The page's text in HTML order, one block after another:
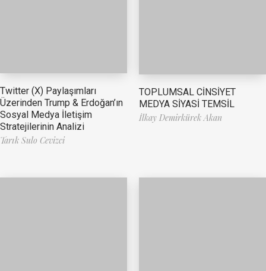
Twitter (X) Paylaşımları
Üzerinden Trump & Erdoğan’ın
Sosyal Medya İletişim
Stratejilerinin Analizi
Tarık Sulo Cevizci
TOPLUMSAL CİNSİYET
MEDYA SİYASİ TEMSİL
İlkay Demirkürek Akan